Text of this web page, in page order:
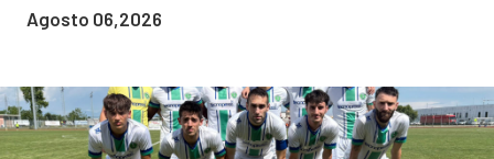
Agosto 06,2026